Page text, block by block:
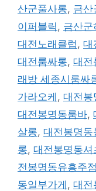
산군풀사롱, 금산
이퍼블릭, 금산군
대전노래클럽, 대
대전룸싸롱, 대전
래방 세종시룸싸
가라오케 , 대전봉
대전봉명동룸바,
살롱, 대전봉명동
롱, 대전봉명동셔
전봉명동유흥주점
동일부가게 , 대전